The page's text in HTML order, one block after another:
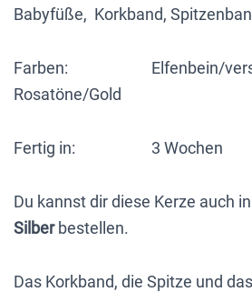
Babyfüße, Korkband,
Farben: Elfenbein/
Rosatöne/Gold
Fertig in: 3 Wochen
Du kannst dir diese Kerze auch in
Silberbestellen.
Das Korkband, die Spitze und